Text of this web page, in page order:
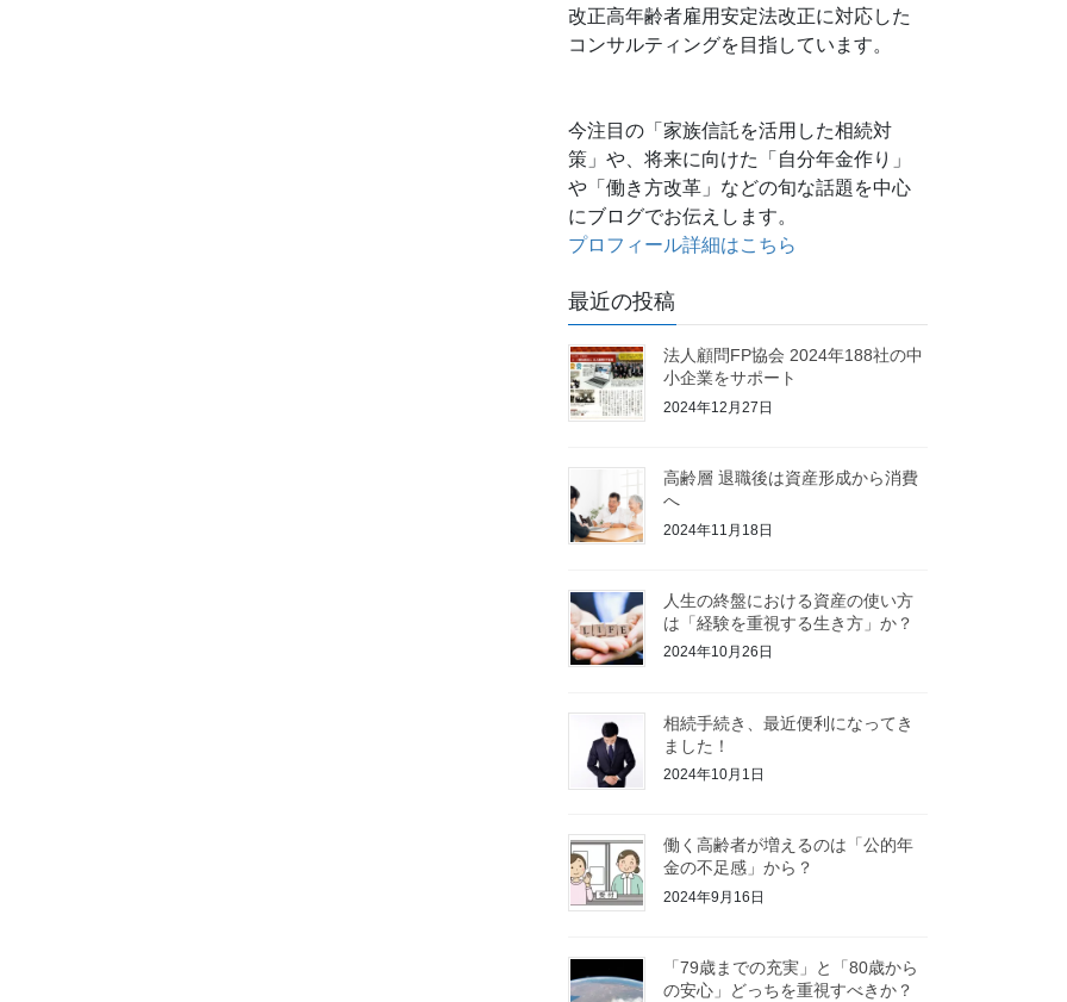
改正高年齢者雇用安定法改正に対応した
コンサルティングを目指しています。
今注目の「家族信託を活用した相続対
策」や、将来に向けた「自分年金作り」
や「働き方改革」などの旬な話題を中心
にブログでお伝えします。
プロフィール詳細はこちら
最近の投稿
法人顧問FP協会 2024年188社の中
小企業をサポート
2024年12月27日
高齢層 退職後は資産形成から消費
へ
2024年11月18日
人生の終盤における資産の使い方
は「経験を重視する生き方」か？
2024年10月26日
相続手続き、最近便利になってき
ました！
2024年10月1日
働く高齢者が増えるのは「公的年
金の不足感」から？
2024年9月16日
「79歳までの充実」と「80歳から
の安心」どっちを重視すべきか？